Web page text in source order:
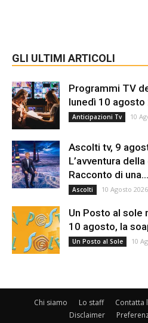
GLI ULTIMI ARTICOLI
Programmi TV
lunedì 10 agosto
Anticipazioni Tv 10
Ascolti tv, 9
L’avventura
Racconto di una...
Ascolti 10 Agosto 2026
Un Posto al sole
10 agosto, la
Un Posto al Sole 10
Chi siamo Lo staff Contatta
Disclaimer